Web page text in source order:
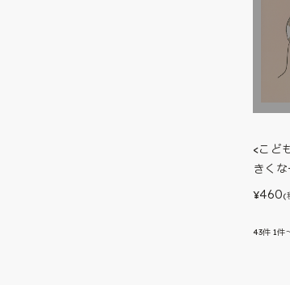
<こど
きく
¥460(
43件 1件